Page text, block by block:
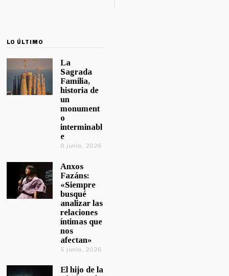
LO ÚLTIMO
La
Sagrada
Familia,
historia de
un
monument
o
interminabl
e
8 junio, 2026
Anxos
Fazáns:
«Siempre
busqué
analizar las
relaciones
íntimas que
nos
afectan»
5 junio, 2026
El hijo de la